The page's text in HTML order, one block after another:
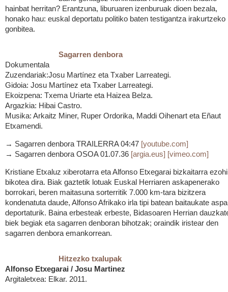
hainbat herritan? Erantzuna, liburuaren izenburuak dioen bezala,
honako hau: euskal deportatu politiko baten testigantza irakurtzeko
gonbitea.
Sagarren denbora
Dokumentala
Zuzendariak:Josu Martínez eta Txaber Larreategi.
Gidoia: Josu Martínez eta Txaber Larreategi.
Ekoizpena: Txema Uriarte eta Haizea Belza.
Argazkia: Hibai Castro.
Musika: Arkaitz Miner, Ruper Ordorika, Maddi Oihenart eta Eñaut
Etxamendi.
→ Sagarren denbora TRAILERRA 04:47 [youtube.com]
→ Sagarren denbora OSOA 01.07.36 [argia.eus] [vimeo.com]
Kristiane Etxaluz xiberotarra eta Alfonso Etxegarai bizkaitarra
bikotea dira. Biak gaztetik lotuak Euskal Herriaren askapenerako
borrokari, beren maitasuna sorterritik 7.000 km-tara bizitzera
kondenatuta daude, Alfonso Afrikako irla tipi batean baitaukate
deportaturik. Baina erbesteak erbeste, Bidasoaren Herrian
biek begiak eta sagarren denboran bihotzak; oraindik iristear den
sagarren denbora emankorrean.
Hitzezko txalupak
Alfonso Etxegarai / Josu Martinez
Argitaletxea: Elkar. 2011.